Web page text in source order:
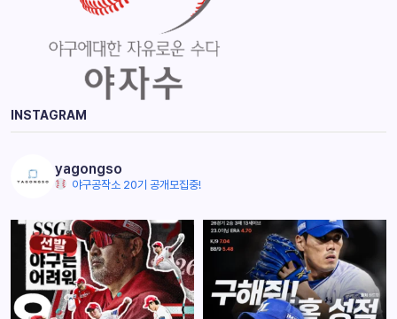
INSTAGRAM
yagongso
야구공작소 20기 공개모집중!